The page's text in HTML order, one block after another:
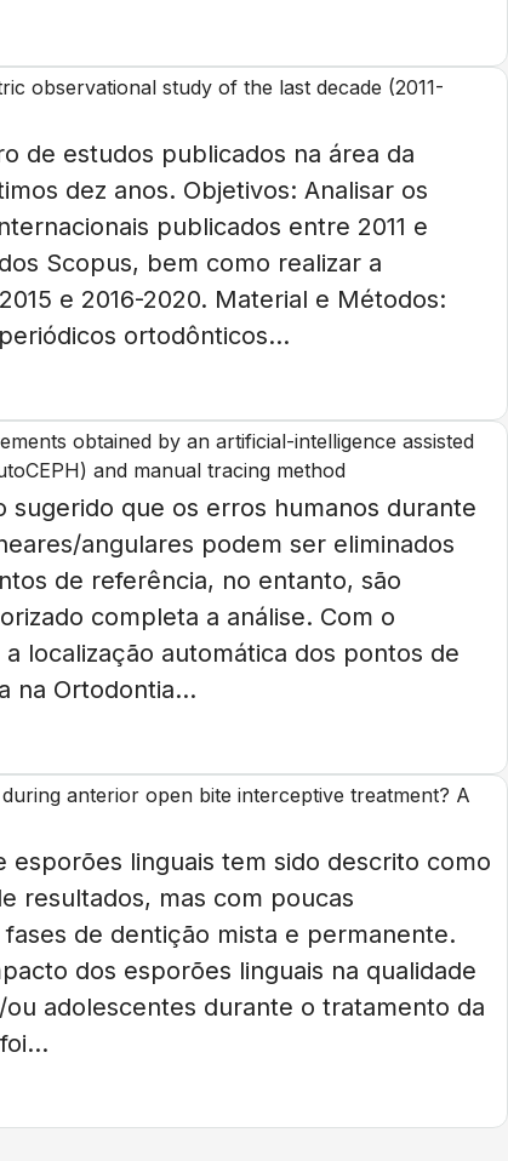
observational study of the last decade (2011-
de estudos publicados na área da
dez anos. Objetivos: Analisar os
publicados entre 2011 e
Scopus, bem como realizar a
e 2016-2020. Material e Métodos:
ortodônticos...
obtained by an artificial-intelligence assisted
and manual tracing method
sugerido que os erros humanos durante
angulares podem ser eliminados
de referência, no entanto, são
completa a análise. Com o
localização automática dos pontos de
na Ortodontia...
anterior open bite interceptive treatment? A
linguais tem sido descrito como
resultados, mas com poucas
de dentição mista e permanente.
dos esporões linguais na qualidade
adolescentes durante o tratamento da